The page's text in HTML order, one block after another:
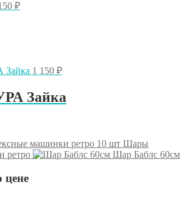
₽
1 150 ₽
Зайка
10 шт Шары
ретро
Шар Баблс 60см
цене